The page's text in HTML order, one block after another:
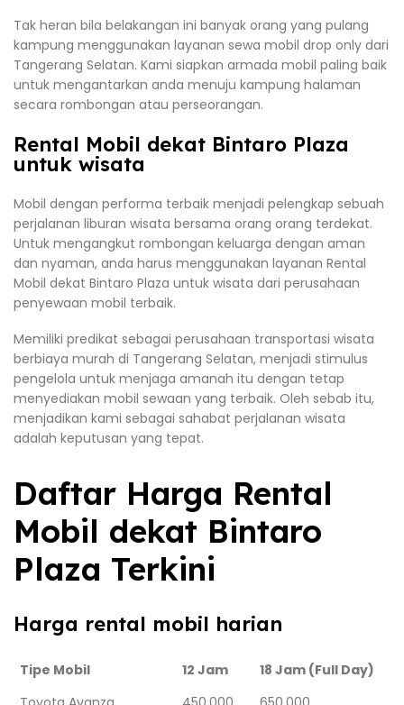
Tak heran bila belakangan ini banyak orang yang pulang
kampung menggunakan layanan sewa mobil drop only dari
Tangerang Selatan. Kami siapkan armada mobil paling baik
untuk mengantarkan anda menuju kampung halaman
secara rombongan atau perseorangan.
Rental Mobil dekat Bintaro Plaza
untuk wisata
Mobil dengan performa terbaik menjadi pelengkap sebuah
perjalanan liburan wisata bersama orang orang terdekat.
Untuk mengangkut rombongan keluarga dengan aman
dan nyaman, anda harus menggunakan layanan Rental
Mobil dekat Bintaro Plaza untuk wisata dari perusahaan
penyewaan mobil terbaik.
Memiliki predikat sebagai perusahaan transportasi wisata
berbiaya murah di Tangerang Selatan, menjadi stimulus
pengelola untuk menjaga amanah itu dengan tetap
menyediakan mobil sewaan yang terbaik. Oleh sebab itu,
menjadikan kami sebagai sahabat perjalanan wisata
adalah keputusan yang tepat.
Daftar Harga Rental
Mobil dekat Bintaro
Plaza Terkini
Harga rental mobil harian
Tipe Mobil 12 Jam
18 Jam (Full Day)